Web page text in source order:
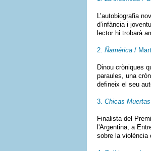
L’autobiografia
d’infància i
lector hi trobarà
2. Ñamérica /
Dinou cròniques
paraules, una
defineix el seu
3. Chicas Muertas
Finalista del
l'Argentina, a
sobre la violència